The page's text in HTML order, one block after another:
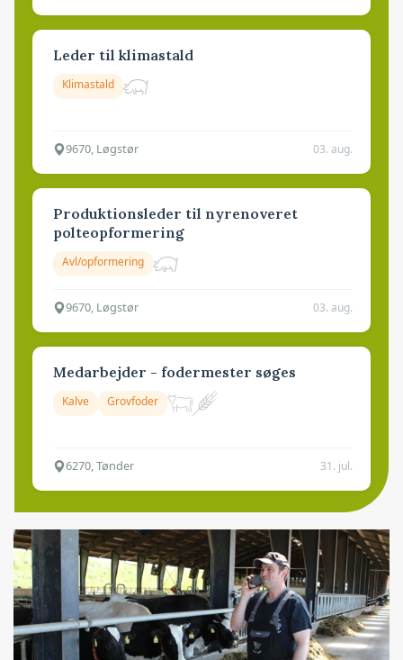
Leder til klimastald
Klimastald
9670, Løgstør 03. aug.
Produktionsleder til nyrenoveret
polteopformering
Avl/opformering
9670, Løgstør 03. aug.
Medarbejder - fodermester søges
Kalve Grovfoder
6270, Tønder 31. jul.